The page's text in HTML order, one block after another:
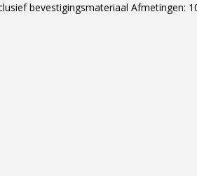
bevestigingsmateriaal Afmetingen: